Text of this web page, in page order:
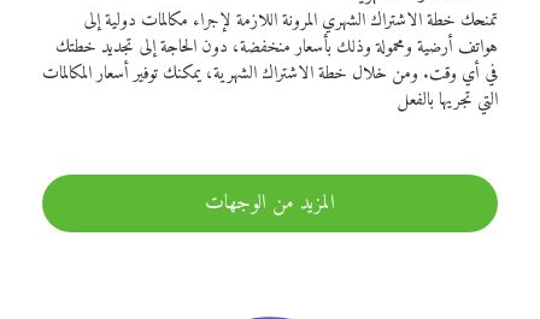
تمنحك خطة الاشتراك الشهري المرونة اللازمة لإجراء مكالمات دولية إلى
هواتف أرضية ومحمولة وذلك بأسعار منخفضة، دون الحاجة إلى تجديد خطتك
في أي وقت. ومن خلال خطة الاشتراك الشهرية، يمكنك توفير أسعار المكالمات
التي تجريها بالفعل
المزيد من الوجهات